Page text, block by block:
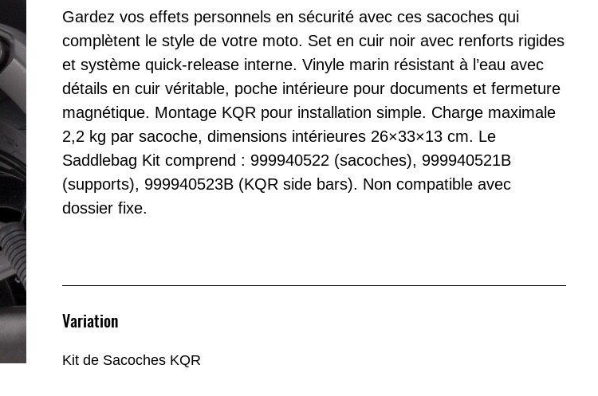
Gardez vos effets personnels en sécurité avec ces sacoches qui
complètent le style de votre moto. Set en cuir noir avec renforts rigides
et système quick-release interne. Vinyle marin résistant à l’eau avec
détails en cuir véritable, poche intérieure pour documents et fermeture
magnétique. Montage KQR pour installation simple. Charge maximale
2,2 kg par sacoche, dimensions intérieures 26×33×13 cm. Le
Saddlebag Kit comprend : 999940522 (sacoches), 999940521B
(supports), 999940523B (KQR side bars). Non compatible avec
dossier fixe.
Variation
Kit de Sacoches KQR